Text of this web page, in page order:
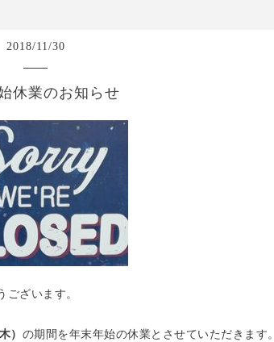
2018/11/30
休業のお知らせ
ざいます。
） の期間を年末年始の休業とさせていただきます。